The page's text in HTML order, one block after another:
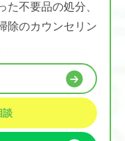
た不要品の処分、
除のカウンセリン
談